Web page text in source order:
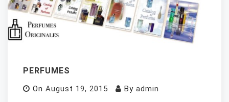
PERFUMES
On August 19, 2015 By admin